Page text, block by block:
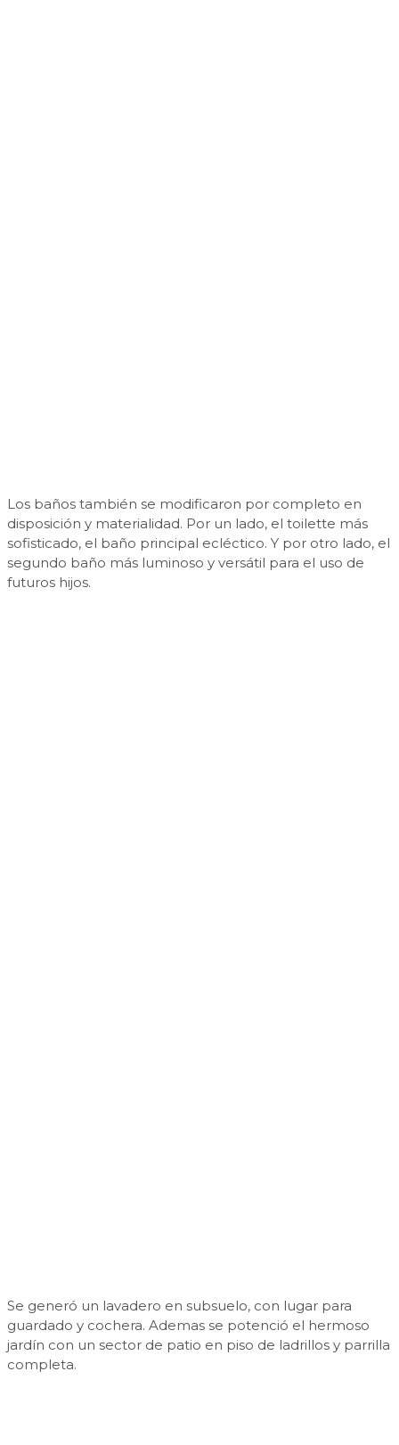
Los baños también se modificaron por completo en
disposición y materialidad. Por un lado, el toilette más
sofisticado, el baño principal ecléctico. Y por otro lado, el
segundo baño más luminoso y versátil para el uso de
futuros hijos.
Se generó un lavadero en subsuelo, con lugar para
guardado y cochera. Ademas se potenció el hermoso
jardín con un sector de patio en piso de ladrillos y parrilla
completa.